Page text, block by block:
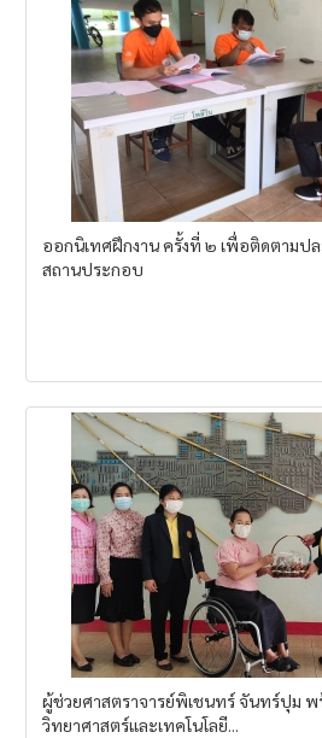
ออกนิเทศฝึกงาน ครั้งที่ ๒ เพื่อติดตามป
สถานประกอบ
ผู้ช่วยศาสตราจารย์พิเชนทร์ จันทร์ปุม
วิทยาศาสตร์และเทคโนโลยี...